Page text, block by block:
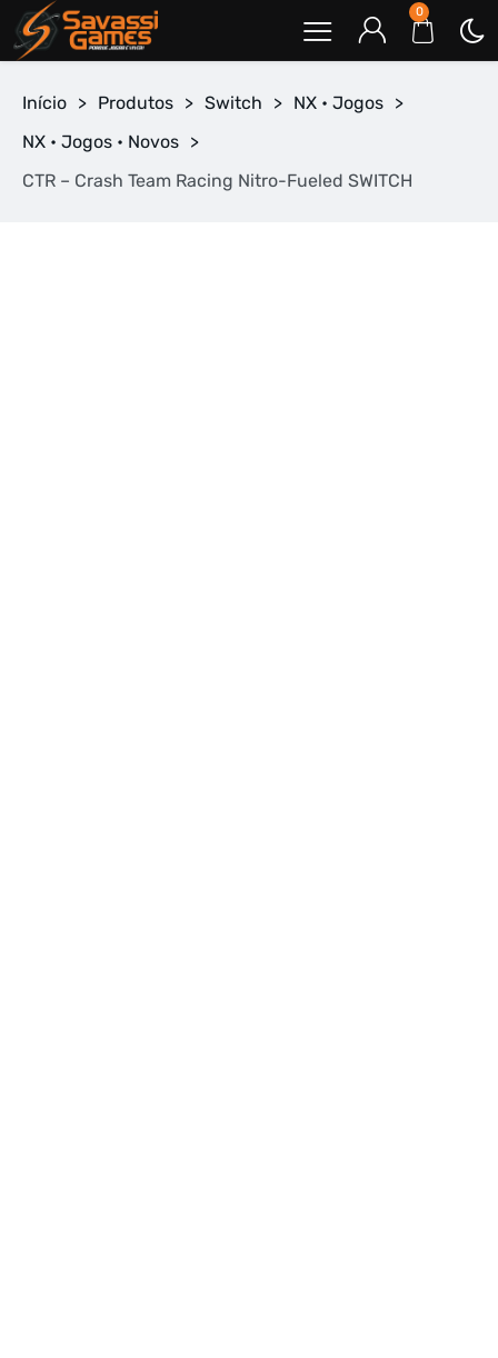
0
Início > Produtos > Switch > NX • Jogos >
NX • Jogos • Novos >
CTR – Crash Team Racing Nitro-Fueled SWITCH